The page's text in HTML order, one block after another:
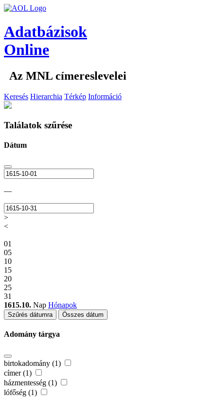
Adatbázisok
Online
Az MNL címereslevelei
Keresés Hierarchia Térkép Információ
Találatok szűrése
Dátum
—
>
<
01
05
10
15
20
25
31
1615.10. Nap Hónapok
Szűrés dátumra Összes dátum
Adomány tárgya
birtokadomány (1)
címer (1)
házmentesség (1)
lófőség (1)